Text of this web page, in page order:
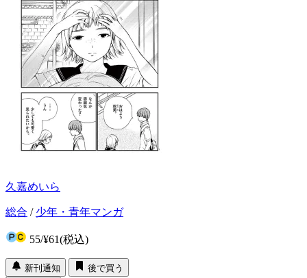
久嘉めいら
総合 / 少年・青年マンガ
55/¥61(税込)
新刊通知
後で買う